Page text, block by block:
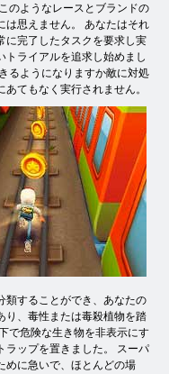
のようなレースとブランドの
は思えません。 あなたはそれ
に完了したタスクを要求し実
トライアルを追求し始めまし
るようになりますか敵に対処
てもなく実行されません。
類することができ、あなたの
り、毒性または毒殺植物を踏
で危険な生き物を非表示にす
ラップを置きました。 スーパ
めに急いで、ほとんどの場